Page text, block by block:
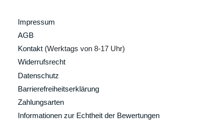
Impressum
AGB
Kontakt (Werktags von 8-17 Uhr)
Widerrufsrecht
Datenschutz
Barrierefreiheitserklärung
Zahlungsarten
Informationen zur Echtheit der Bewertungen